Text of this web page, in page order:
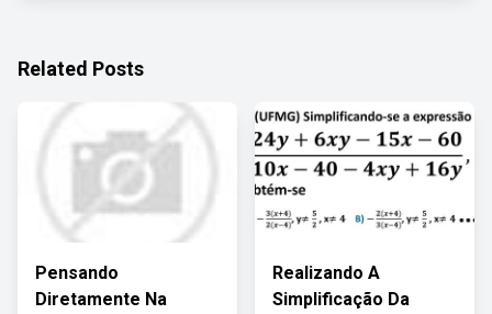
Related Posts
Pensando
Diretamente Na
Realizando A
Simplificação Da